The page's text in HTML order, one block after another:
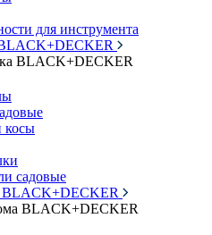
для инструмента
BLACK+DECKER
косы
садовые
BLACK+DECKER
BLACK+DECKER